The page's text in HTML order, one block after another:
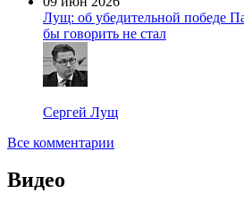
Лущ: об убедительной победе
бы говорить не стал
Сергей Лущ
Все комментарии
Видео